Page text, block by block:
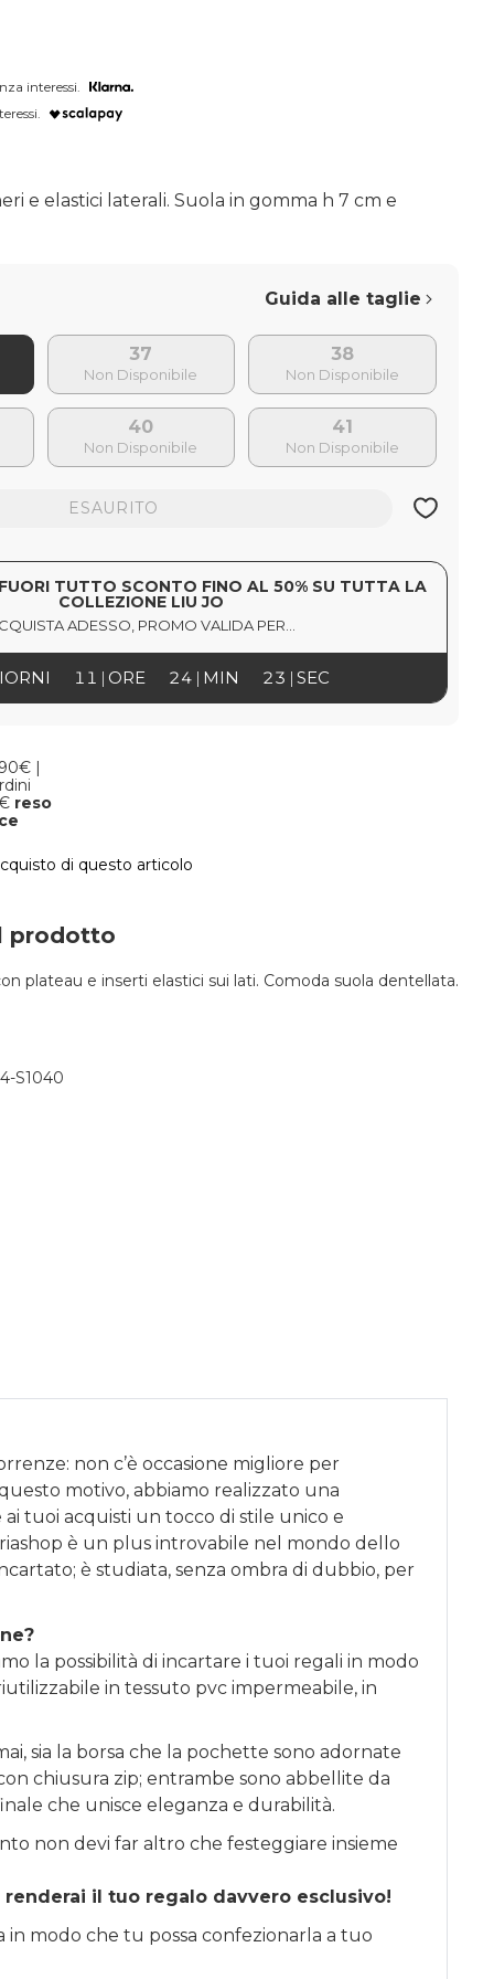
interessi.
e elastici laterali. Suola in gomma h 7 cm e
Guida alle taglie
37 38
40 41
ESAURITO
TUTTO SCONTO FINO AL 50% SU TUTTA LA
COLLEZIONE LIU JO
ADESSO, PROMO VALIDA PER...
11 24 22
ORE MIN SEC
|
reso
di questo articolo
prodotto
plateau e inserti elastici sui lati. Comoda suola dentellata.
S1040
non c’è occasione migliore per
motivo, abbiamo realizzato una
tuoi acquisti un tocco di stile unico e
è un plus introvabile nel mondo dello
è studiata, senza ombra di dubbio, per
la possibilità di incartare i tuoi regali in modo
in tessuto pvc impermeabile, in
sia la borsa che la pochette sono adornate
chiusura zip; entrambe sono abbellite da
che unisce eleganza e durabilità.
non devi far altro che festeggiare insieme
il tuo regalo davvero esclusivo!
in modo che tu possa confezionarla a tuo